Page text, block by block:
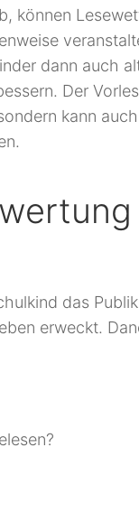
können
dann auch
Der
kann
das
erweckt.